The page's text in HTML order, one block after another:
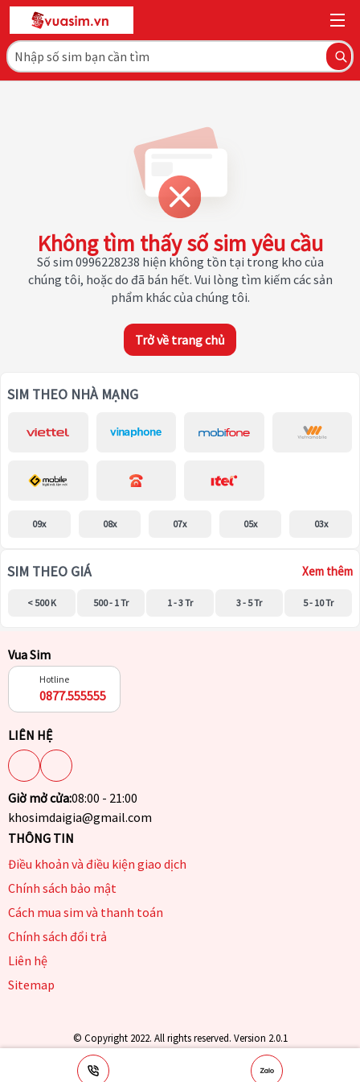
Không tìm thấy số sim yêu cầu
Số sim 0996228238 hiện không tồn tại trong kho của
chúng tôi, hoặc do đã bán hết. Vui lòng tìm kiếm các sản
phẩm khác của chúng tôi.
Trở về trang chủ
SIM THEO NHÀ MẠNG
09x 08x 07x 05x 03x
SIM THEO GIÁ Xem thêm
< 500 K 500 - 1 Tr 1 - 3 Tr 3 - 5 Tr 5 - 10 Tr
Vua Sim
Hotline
0877.555555
LIÊN HỆ
Giờ mở cửa:08:00 - 21:00
khosimdaigia@gmail.com
THÔNG TIN
Điều khoản và điều kiện giao dịch
Chính sách bảo mật
Cách mua sim và thanh toán
Chính sách đổi trả
Liên hệ
Sitemap
© Copyright 2022. All rights reserved. Version 2.0.1